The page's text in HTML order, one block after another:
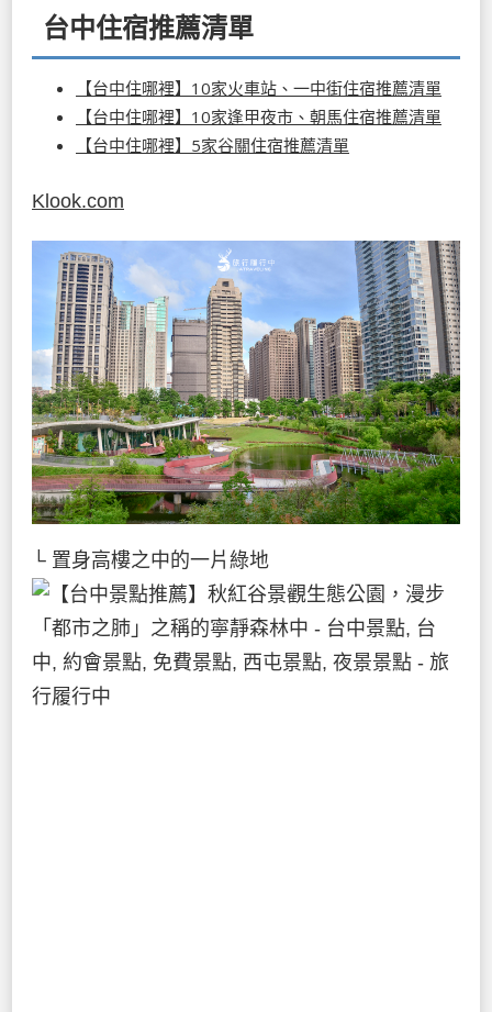
台中住宿推薦清單
【台中住哪裡】10家火車站、一中街住宿推薦清單
【台中住哪裡】10家逢甲夜市、朝馬住宿推薦清單
【台中住哪裡】5家谷關住宿推薦清單
Klook.com
└ 置身高樓之中的一片綠地